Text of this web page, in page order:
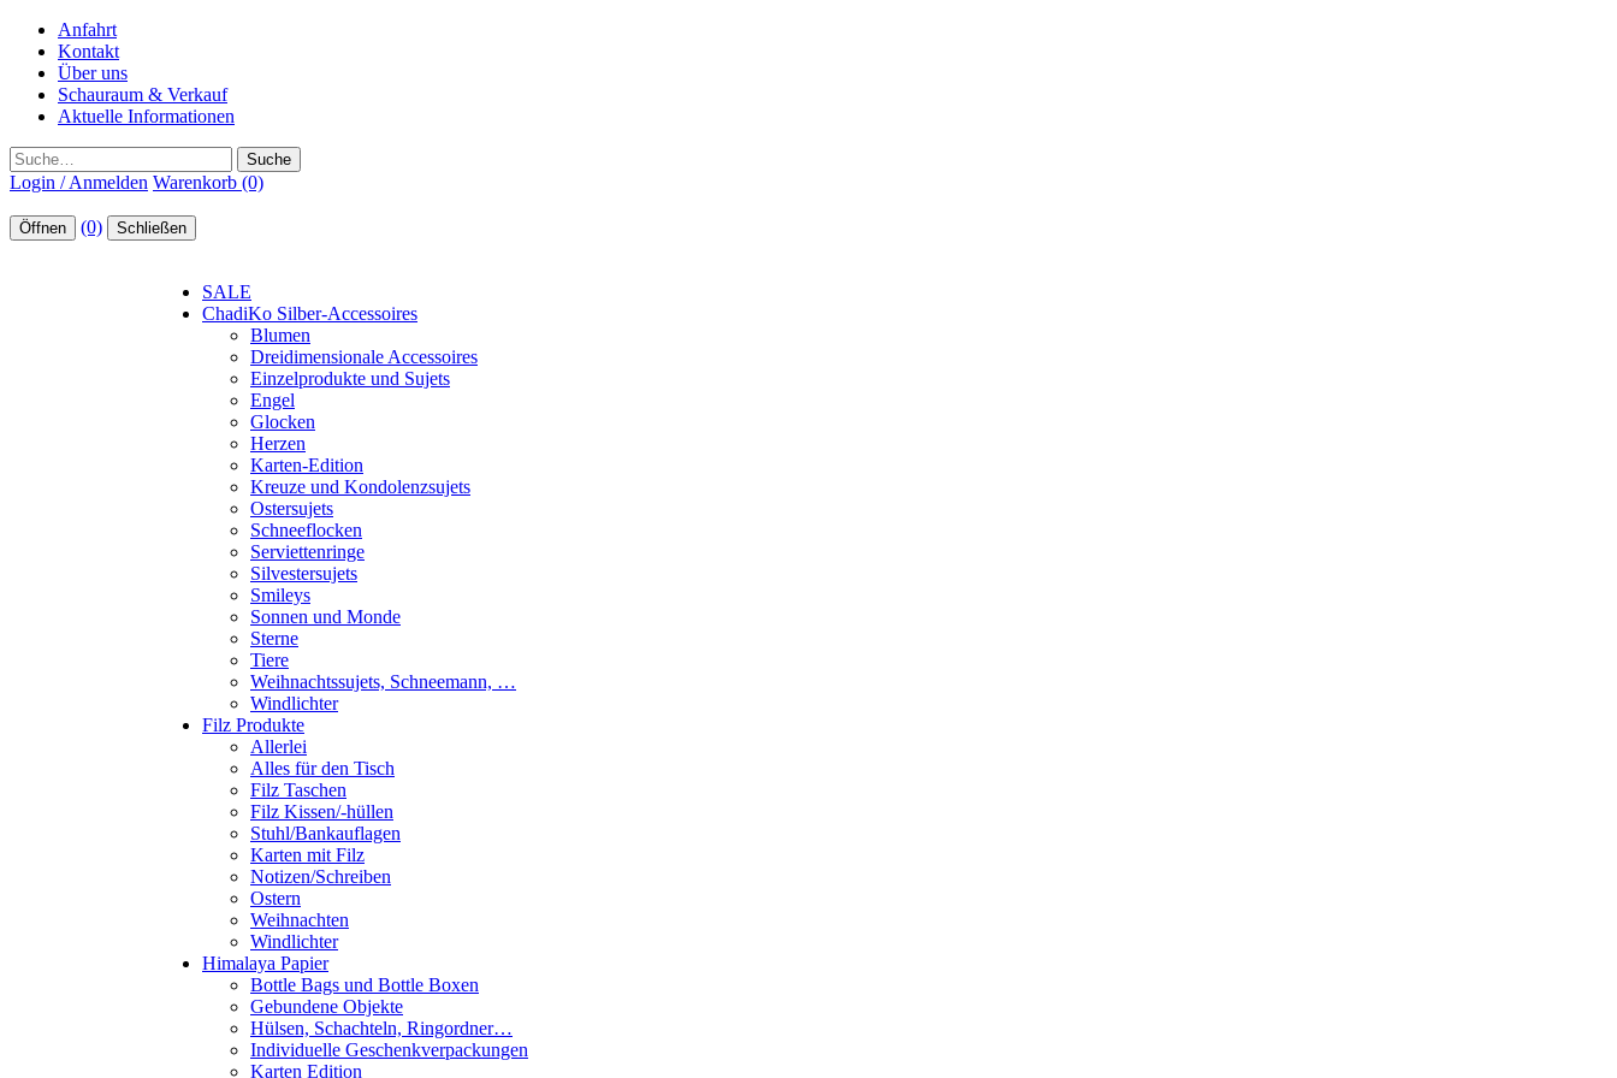
Anfahrt
Kontakt
Über uns
Schauraum & Verkauf
Aktuelle Informationen
Suche
Login / Anmelden Warenkorb (0)
Öffnen (0) Schließen
SALE
ChadiKo Silber-Accessoires
Blumen
Dreidimensionale Accessoires
Einzelprodukte und Sujets
Engel
Glocken
Herzen
Karten-Edition
Kreuze und Kondolenzsujets
Ostersujets
Schneeflocken
Serviettenringe
Silvestersujets
Smileys
Sonnen und Monde
Sterne
Tiere
Weihnachtssujets, Schneemann, …
Windlichter
Filz Produkte
Allerlei
Alles für den Tisch
Filz Taschen
Filz Kissen/-hüllen
Stuhl/Bankauflagen
Karten mit Filz
Notizen/Schreiben
Ostern
Weihnachten
Windlichter
Himalaya Papier
Bottle Bags und Bottle Boxen
Gebundene Objekte
Hülsen, Schachteln, Ringordner…
Individuelle Geschenkverpackungen
Karten Edition